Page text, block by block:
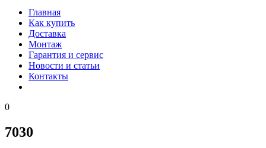
Главная
Как купить
Доставка
Монтаж
Гарантия и сервис
Новости и статьи
Контакты
0
7030